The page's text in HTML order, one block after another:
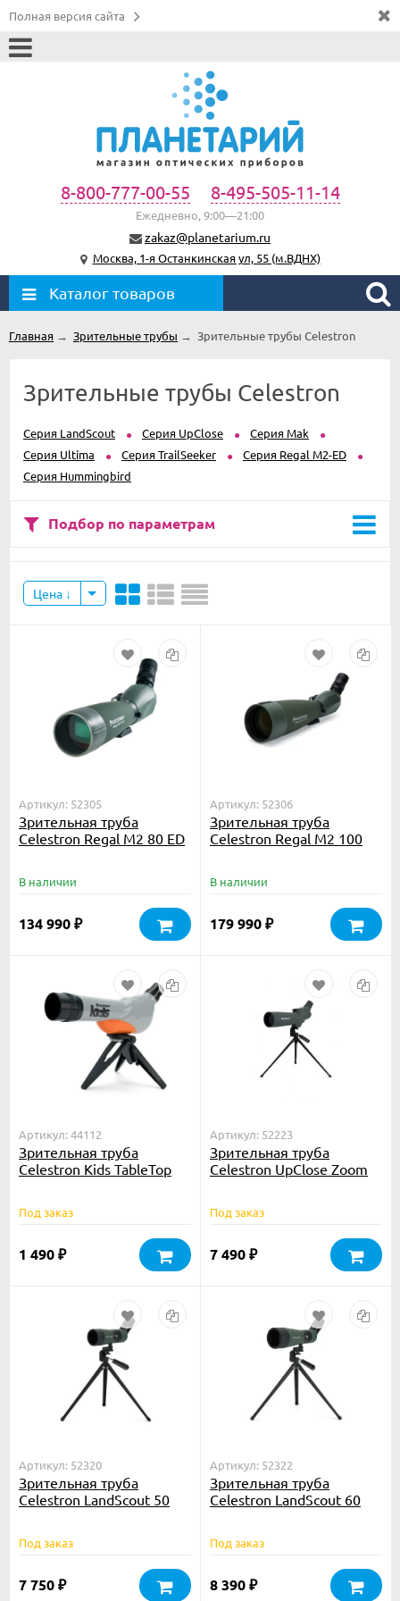
Полная версия сайта
8-800-777-00-55 8-495-505-11-14
Ежедневно, 9:00—21:00
zakaz@planetarium.ru
Москва, 1-я Останкинская ул, 55 (м.ВДНХ)
Каталог товаров
Главная → Зрительные трубы → Зрительные трубы Celestron
Зрительные трубы Celestron
Серия LandScout Серия UpClose
Серия Mak
Серия Ultima
Серия TrailSeeker
Серия Regal M2-ED
Серия Hummingbird
Подбор по параметрам
Цена
Артикул: 52305
Зрительная труба
Celestron Regal M2 80 ED
В наличии
134 990 ₽
Артикул: 52306
Зрительная труба
Celestron Regal M2 100
В наличии
179 990 ₽
Артикул: 44112
Зрительная труба
Celestron Kids TableTop
Под заказ
1 490 ₽
Артикул: 52223
Зрительная труба
Celestron UpClose Zoom
Под заказ
7 490 ₽
Артикул: 52320
Зрительная труба
Celestron LandScout 50
Под заказ
7 750 ₽
Артикул: 52322
Зрительная труба
Celestron LandScout 60
Под заказ
8 390 ₽